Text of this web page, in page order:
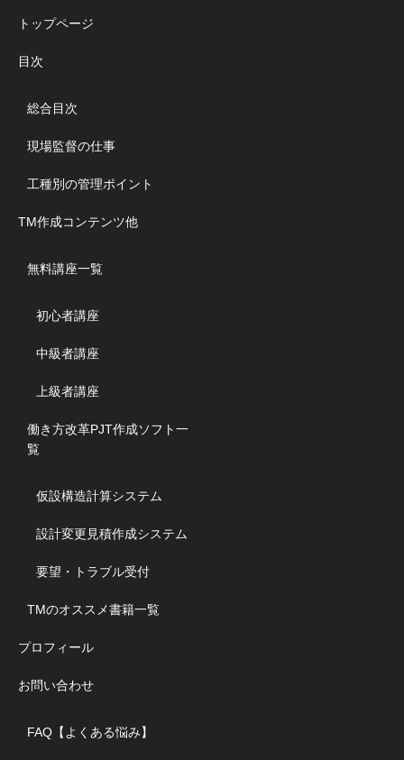
トップページ
目次
総合目次
現場監督の仕事
工種別の管理ポイント
TM作成コンテンツ他
無料講座一覧
初心者講座
中級者講座
上級者講座
働き方改革PJT作成ソフト一
覧
仮設構造計算システム
設計変更見積作成システム
要望・トラブル受付
TMのオススメ書籍一覧
プロフィール
お問い合わせ
FAQ【よくある悩み】